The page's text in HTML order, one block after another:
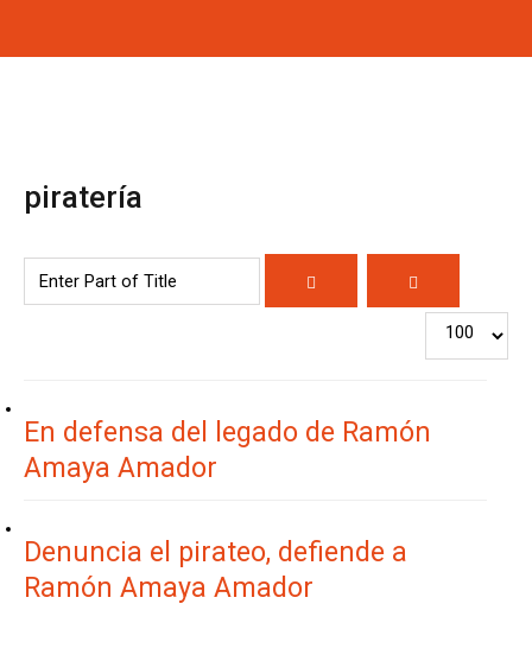
Obras
Noticias
Radionovela
piratería
Enter Part of Title
Display #
En defensa del legado de Ramón
Amaya Amador
Denuncia el pirateo, defiende a
Ramón Amaya Amador